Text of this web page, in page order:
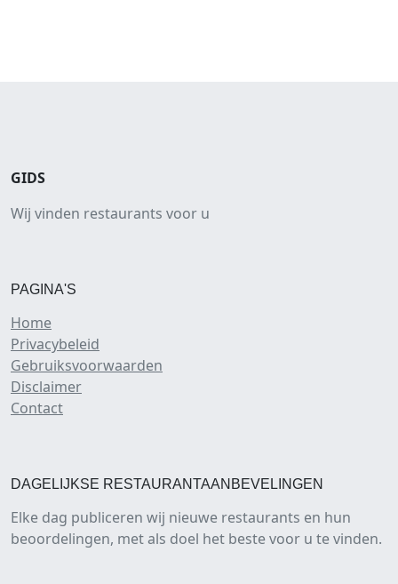
GIDS
Wij vinden restaurants voor u
PAGINA'S
Home
Privacybeleid
Gebruiksvoorwaarden
Disclaimer
Contact
DAGELIJKSE RESTAURANTAANBEVELINGEN
Elke dag publiceren wij nieuwe restaurants en hun
beoordelingen, met als doel het beste voor u te vinden.